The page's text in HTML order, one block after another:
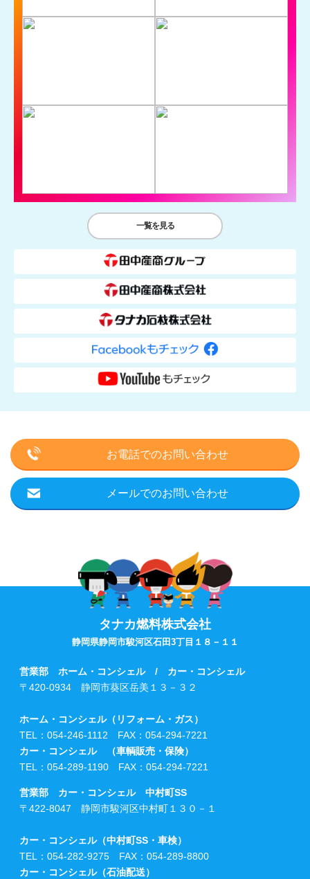
一覧を見る
お電話でのお問い合わせ
メールでのお問い合わせ
タナカ燃料株式会社
静岡県静岡市駿河区石田3丁目１８－１１
営業部 ホーム・コンシェル / カー・コンシェル
〒420-0934 静岡市葵区岳美１３－３２
ホーム・コンシェル（リフォーム・ガス）
TEL：054-246-1112 FAX：054-294-7221
カー・コンシェル （車輌販売・保険）
TEL：054-289-1190 FAX：054-294-7221
営業部 カー・コンシェル 中村町SS
〒422-8047 静岡市駿河区中村町１３０－１
カー・コンシェル（中村町SS・車検）
TEL：054-282-9275 FAX：054-289-8800
カー・コンシェル（石油配送）